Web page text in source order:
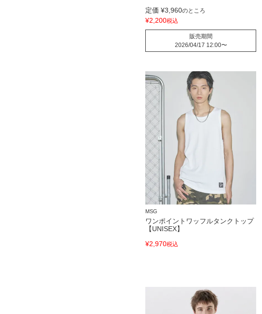
定価 ¥3,960のところ
¥2,200税込
販売期間
2026/04/17 12:00〜
MSG
ワンポイントワッフルタンクトップ
【UNISEX】
¥2,970税込